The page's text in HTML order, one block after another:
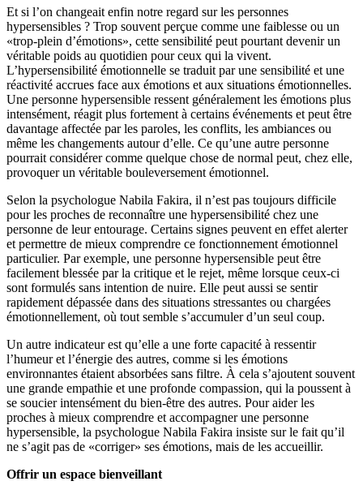
Et si l’on changeait enfin notre regard sur les personnes
hypersensibles ? Trop souvent perçue comme une faiblesse ou un
«trop-plein d’émotions», cette sensibilité peut pourtant devenir un
véritable poids au quotidien pour ceux qui la vivent.
L’hypersensibilité émotionnelle se traduit par une sensibilité et une
réactivité accrues face aux émotions et aux situations émotionnelles.
Une personne hypersensible ressent généralement les émotions plus
intensément, réagit plus fortement à certains événements et peut être
davantage affectée par les paroles, les conflits, les ambiances ou
même les changements autour d’elle. Ce qu’une autre personne
pourrait considérer comme quelque chose de normal peut, chez elle,
provoquer un véritable bouleversement émotionnel.
Selon la psychologue Nabila Fakira, il n’est pas toujours difficile
pour les proches de reconnaître une hypersensibilité chez une
personne de leur entourage. Certains signes peuvent en effet alerter
et permettre de mieux comprendre ce fonctionnement émotionnel
particulier. Par exemple, une personne hypersensible peut être
facilement blessée par la critique et le rejet, même lorsque ceux-ci
sont formulés sans intention de nuire. Elle peut aussi se sentir
rapidement dépassée dans des situations stressantes ou chargées
émotionnellement, où tout semble s’accumuler d’un seul coup.
Un autre indicateur est qu’elle a une forte capacité à ressentir
l’humeur et l’énergie des autres, comme si les émotions
environnantes étaient absorbées sans filtre. À cela s’ajoutent souvent
une grande empathie et une profonde compassion, qui la poussent à
se soucier intensément du bien-être des autres. Pour aider les
proches à mieux comprendre et accompagner une personne
hypersensible, la psychologue Nabila Fakira insiste sur le fait qu’il
ne s’agit pas de «corriger» ses émotions, mais de les accueillir.
Offrir un espace bienveillant